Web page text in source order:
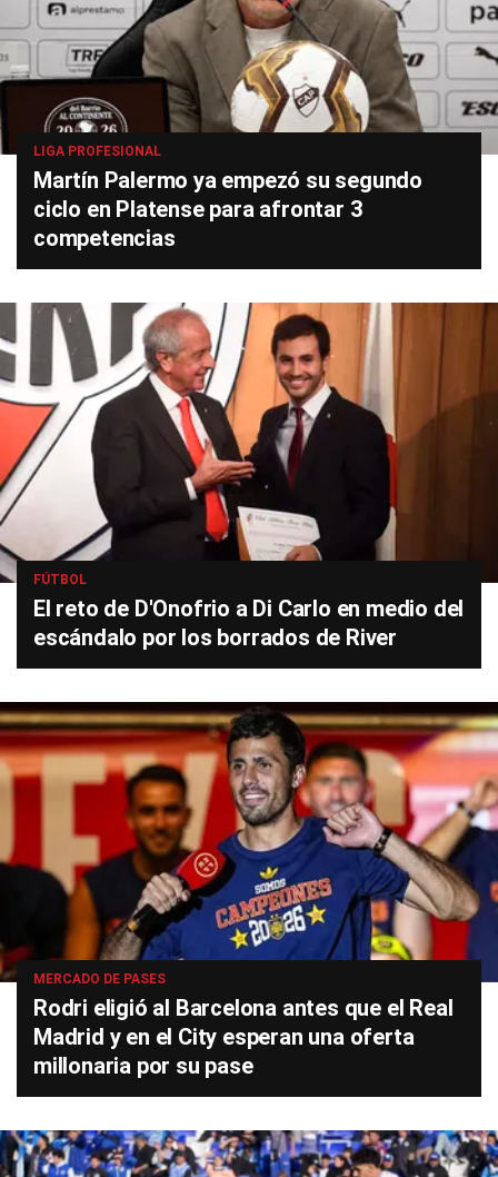
LIGA PROFESIONAL
Martín Palermo ya empezó su segundo
ciclo en Platense para afrontar 3
competencias
FÚTBOL
El reto de D'Onofrio a Di Carlo en medio del
escándalo por los borrados de River
MERCADO DE PASES
Rodri eligió al Barcelona antes que el Real
Madrid y en el City esperan una oferta
millonaria por su pase